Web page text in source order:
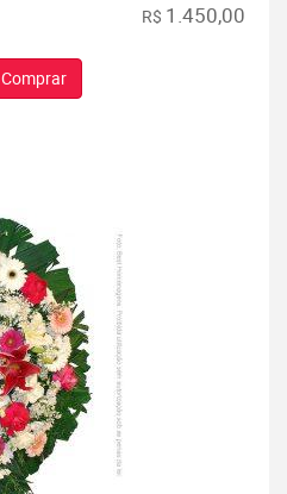
R$ 1.450,00
Comprar